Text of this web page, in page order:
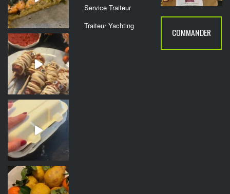
Service Traiteur
Traiteur Yachting
COMMANDER